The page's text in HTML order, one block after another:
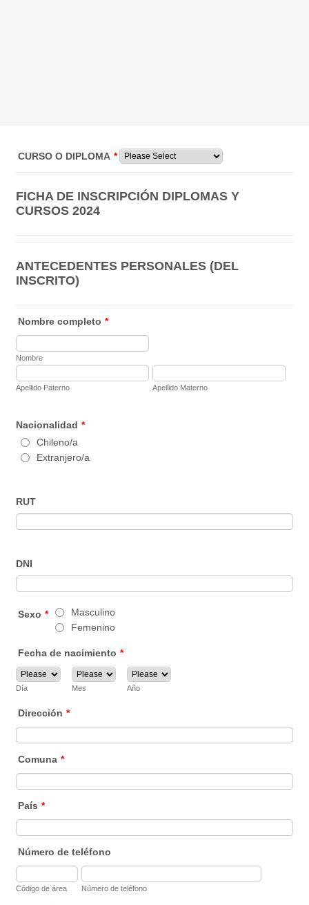
CURSO O DIPLOMA *
FICHA DE INSCRIPCIÓN DIPLOMAS Y
CURSOS 2024
ANTECEDENTES PERSONALES (DEL
INSCRITO)
Nombre completo *
Nombre
Apellido Paterno Apellido Materno
Nacionalidad *
Chileno/a
Extranjero/a
RUT
DNI
Sexo *
Masculino
Femenino
Fecha de nacimiento *
Día Mes Año
Dirección *
Comuna *
País *
Número de teléfono
Código de área Número de teléfono